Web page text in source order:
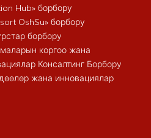
Hub» борбору
OshSu» борбору
борбору
коргоо жана
Консалтинг Борбору
жана инновациялар